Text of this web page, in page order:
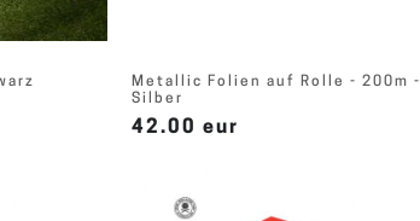
Metallic Folien auf Rolle - 200m -
Silber
42.00 eur